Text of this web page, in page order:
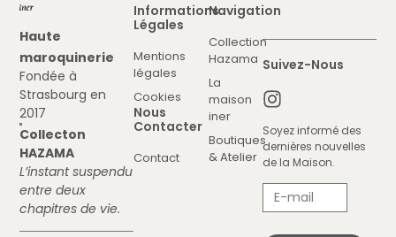
Informations
Légales
Mentions
légales
Cookies
Nous
Contacter
Contact
Haute
maroquinerie
Fondée à
Strasbourg en
2017
Collecton
HAZAMA
L’instant suspendu
entre deux
chapitres de vie.
Navigation
Collection
Hazama
La
maison
iner
Boutiques
& Atelier
Suivez-Nous
Soyez informé des
dernières nouvelles
de la Maison.